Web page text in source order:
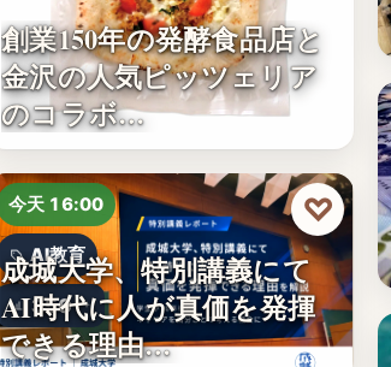
創業150年の発酵食品店と
金沢の人気ピッツェリア
のコラボ…
今天 16:00
AI教育
350
成城大学、特別講義にて
AI時代に人が真価を発揮
できる理由…
♡